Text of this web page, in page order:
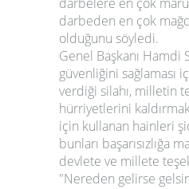
darbeden en çok
olduğunu söyledi.
Genel Başkanı Hamdi
güvenliğini sağlaması
verdiği silahı, milletin
hürriyetlerini
için kullanan hainleri
bunları başarısızlığa
devlete ve millete
"Nereden gelirse